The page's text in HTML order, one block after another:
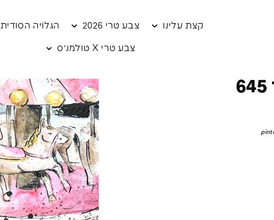
קצת עלינו צבע טרי 2026 הגלויה הסודית
צבע טרי X טולמנ׳ס